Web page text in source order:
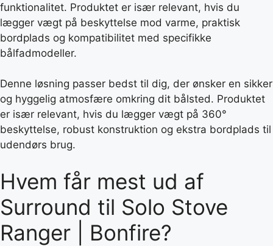
funktionalitet. Produktet er især relevant, hvis du
lægger vægt på beskyttelse mod varme, praktisk
bordplads og kompatibilitet med specifikke
bålfadmodeller.
Denne løsning passer bedst til dig, der ønsker en sikker
og hyggelig atmosfære omkring dit bålsted. Produktet
er især relevant, hvis du lægger vægt på 360°
beskyttelse, robust konstruktion og ekstra bordplads til
udendørs brug.
Hvem får mest ud af
Surround til Solo Stove
Ranger | Bonfire?